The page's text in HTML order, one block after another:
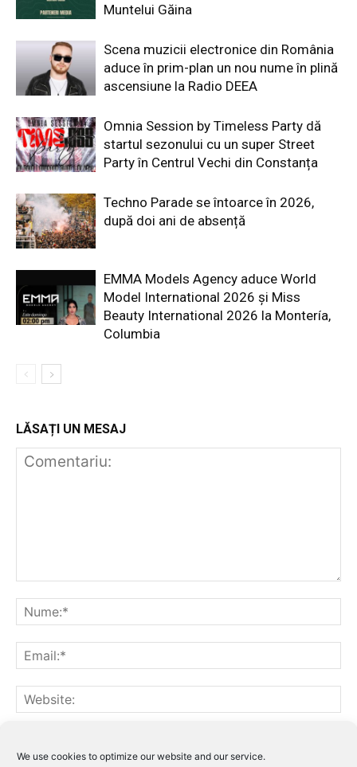
We use cookies to optimize our website and our service.
Muntelui Găina
Scena muzicii electronice din România
aduce în prim-plan un nou nume în plină
ascensiune la Radio DEEA
Omnia Session by Timeless Party dă
startul sezonului cu un super Street
Party în Centrul Vechi din Constanța
Techno Parade se întoarce în 2026,
după doi ani de absență
EMMA Models Agency aduce World
Model International 2026 și Miss
Beauty International 2026 la Montería,
Columbia
LĂSAȚI UN MESAJ
Notifică-mă prin email când sunt publicate articole noi.